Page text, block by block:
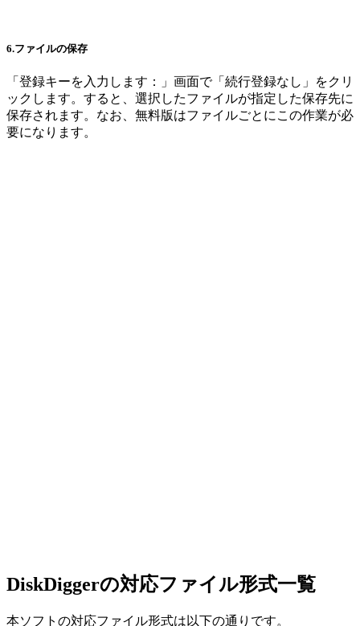
6.ファイルの保存
「登録キーを入力します：」画面で「続行登録なし」をクリ
ックします。すると、選択したファイルが指定した保存先に
保存されます。なお、無料版はファイルごとにこの作業が必
要になります。
DiskDiggerの対応ファイル形式一覧
本ソフトの対応ファイル形式は以下の通りです。